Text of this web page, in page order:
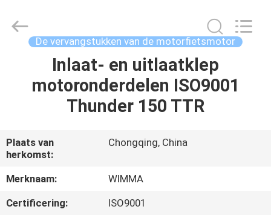
PRODUCTEN
VIDEO'S
OVER
ONS
Spare
Parts
De vervangstukken van de motorfietsmotor
Inlaat- en uitlaatklep
motoronderdelen ISO9001
Thunder 150 TTR
Plaats van
herkomst:
Chongqing, China
Merknaam:
WIMMA
Certificering:
ISO9001